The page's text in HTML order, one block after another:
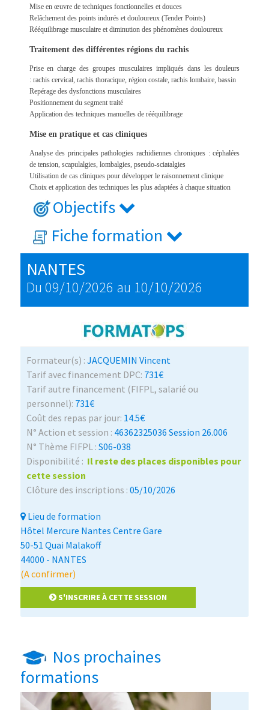
Mise en œuvre de techniques fonctionnelles et douces
Relâchement des points indurés et douloureux (Tender Points)
Rééquilibrage musculaire et diminution des phénomènes douloureux
Traitement des différentes régions du rachis
Prise en charge des groupes musculaires impliqués dans les douleurs
: rachis cervical, rachis thoracique, région costale, rachis lombaire, bassin
Repérage des dysfonctions musculaires
Positionnement du segment traité
Application des techniques manuelles de rééquilibrage
Mise en pratique et cas cliniques
Analyse des principales pathologies rachidiennes chroniques :céphalées
de tension, scapulalgies, lombalgies, pseudo-sciatalgies
Utilisation de cas cliniques pour développer le raisonnement clinique
Choix et application des techniques les plus adaptées à chaque situation
Objectifs
Fiche formation
NANTES
Du 09/10/2026 au 10/10/2026
Formateur(s) : JACQUEMIN Vincent
Tarif avec financement DPC: 731€
Tarif autre financement (FIFPL, salarié ou
personnel): 731€
Coût des repas par jour: 14.5€
N° Action et session : 46362325036 Session 26.006
N° Thème FIFPL : S06-038
Disponibilité : Il reste des places disponibles pour
cette session
Clôture des inscriptions : 05/10/2026
Lieu de formation
Hôtel Mercure Nantes Centre Gare
50-51 Quai Malakoff
44000 - NANTES
(A confirmer)
S'INSCRIRE À CETTE SESSION
Nos prochaines
formations